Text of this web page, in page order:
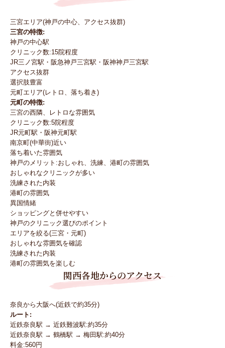
三宮エリア(神戸の中心、アクセス抜群)
三宮の特徴:
神戸の中心駅
クリニック数:15院程度
JR三ノ宮駅・阪急神戸三宮駅・阪神神戸三宮駅
アクセス抜群
選択肢豊富
元町エリア(レトロ、落ち着き)
元町の特徴:
三宮の西隣、レトロな雰囲気
クリニック数:5院程度
JR元町駅・阪神元町駅
南京町(中華街)近い
落ち着いた雰囲気
神戸のメリット:おしゃれ、洗練、港町の雰囲気
おしゃれなクリニックが多い
洗練された内装
港町の雰囲気
異国情緒
ショッピングと併せやすい
神戸のクリニック選びのポイント
エリアを絞る(三宮・元町)
おしゃれな雰囲気を確認
洗練された内装
港町の雰囲気を楽しむ
関西各地からのアクセス
奈良から大阪へ(近鉄で約35分)
ルート:
近鉄奈良駅 → 近鉄難波駅:約35分
近鉄奈良駅 → 鶴橋駅 → 梅田駅:約40分
料金:560円